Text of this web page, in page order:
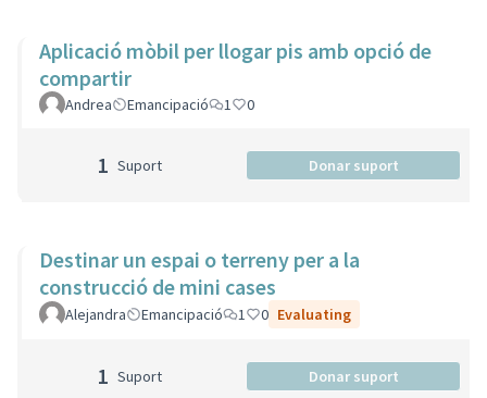
Aplicació mòbil per llogar pis amb opció de
compartir
Andrea Emancipació 1 0
1 Suport Donar suport
Destinar un espai o terreny per a la
construcció de mini cases
Alejandra Emancipació 1 0 Evaluating
1 Suport Donar suport